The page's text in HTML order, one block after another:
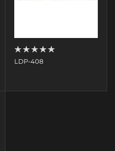
LDP-408